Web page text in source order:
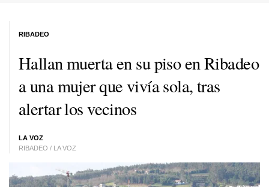
Hallan muerta en su piso en Ribadeo
a una mujer que vivía sola, tras
alertar los vecinos
LA VOZ
RIBADEO / LA VOZ
RIBADEO